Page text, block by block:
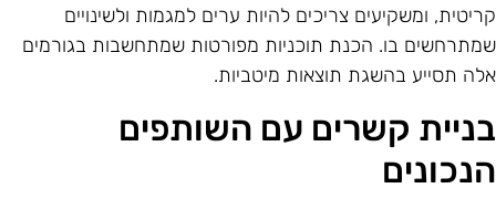
ומשקיעים צריכים להיות ערים למגמות ולשינויים
בו. הכנת תוכניות מפורטות שמתחשבות בגורמים
תסייע בהשגת תוצאות מיטביות.
קשרים עם השותפים